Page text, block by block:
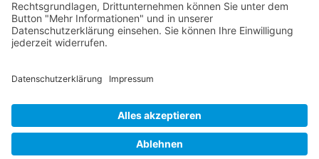
Beschwerdestelle
Impressum